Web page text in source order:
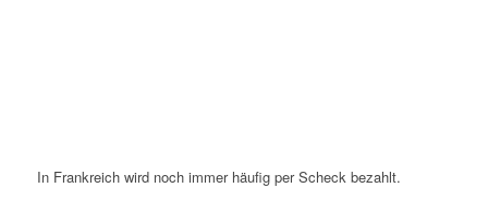
In Frankreich wird noch immer häufig per Scheck bezahlt.